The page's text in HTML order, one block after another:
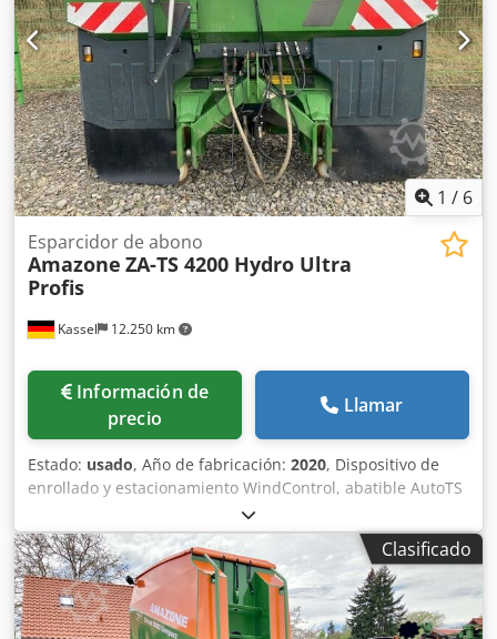
1 / 6
Kassel 12.250 km
Esparcidor de abono
Amazone ZA-TS 4200 Hydro Ultra
Profis
Información de
precio
Llamar
Estado: usado, Año de fabricación: 2020, Dispositivo de
enrollado y estacionamiento WindControl, abatible AutoTS
en ambos lados / Barrera de protección de tubos en L
Sensor de inclinación para sistema de pesaje FlowCheck
Alfombrillas EasyCheck, 16 unidades / pieza Guardabarros
en L y escaleras Iluminación LED Lona enrollable de
cobertura L / Juego de palas esparcidoras TS Csdpfx Ajrxr
Uysqvsrf
Clasificado